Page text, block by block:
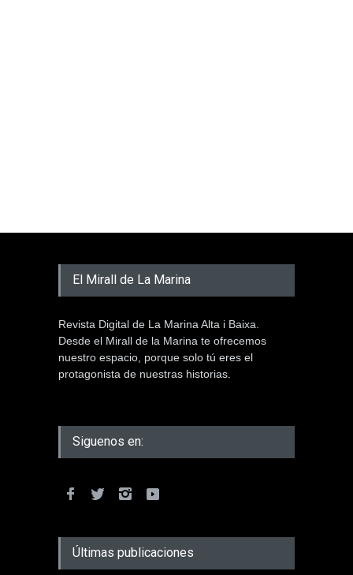
El Mirall de La Marina
Revista Digital de La Marina Alta i Baixa.
Desde el Mirall de la Marina te ofrecemos
nuestro espacio, porque solo tú eres el
protagonista de nuestras historias.
Siguenos en:
Últimas publicaciones